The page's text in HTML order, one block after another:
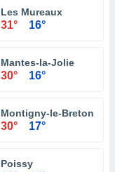
Les Mureaux
31° 16°
Mantes-la-Jolie
30° 16°
Montigny-le-
30° 17°
Poissy